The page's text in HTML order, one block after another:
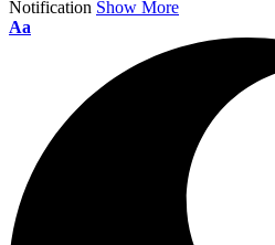
Notification Show More
Font
Aa